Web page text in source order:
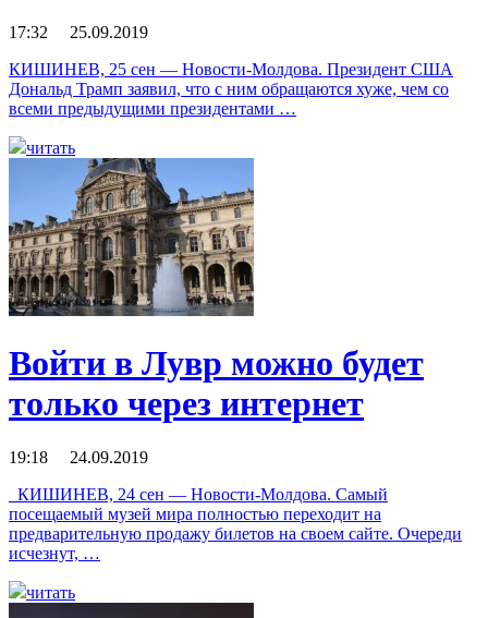
17:32 25.09.2019
КИШИНЕВ, 25 сен — Новости-Молдова. Президент США
Дональд Трамп заявил, что с ним обращаются хуже, чем со
всеми предыдущими президентами …
читать
Войти в Лувр можно будет
только через интернет
19:18 24.09.2019
КИШИНЕВ, 24 сен — Новости-Молдова. Самый
посещаемый музей мира полностью переходит на
предварительную продажу билетов на своем сайте. Очереди
исчезнут, …
читать